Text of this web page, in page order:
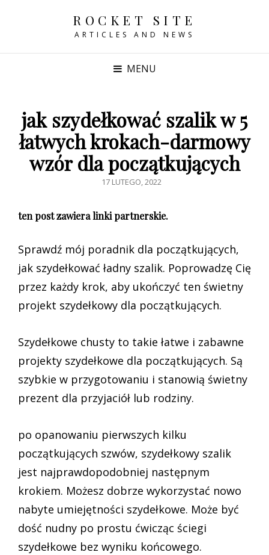
ROCKET SITE
ARTICLES AND NEWS
MENU
jak szydełkować szalik w 5
łatwych krokach-darmowy
wzór dla początkujących
POSTED
17 LUTEGO, 2022
ten post zawiera linki partnerskie.
Sprawdź mój poradnik dla początkujących,
jak szydełkować ładny szalik. Poprowadzę Cię
przez każdy krok, aby ukończyć ten świetny
projekt szydełkowy dla początkujących.
Szydełkowe chusty to takie łatwe i zabawne
projekty szydełkowe dla początkujących. Są
szybkie w przygotowaniu i stanowią świetny
prezent dla przyjaciół lub rodziny.
po opanowaniu pierwszych kilku
początkujących szwów, szydełkowy szalik
jest najprawdopodobniej następnym
krokiem. Możesz dobrze wykorzystać nowo
nabyte umiejętności szydełkowe. Może być
dość nudny po prostu ćwicząc ściegi
szydełkowe bez wyniku końcowego.